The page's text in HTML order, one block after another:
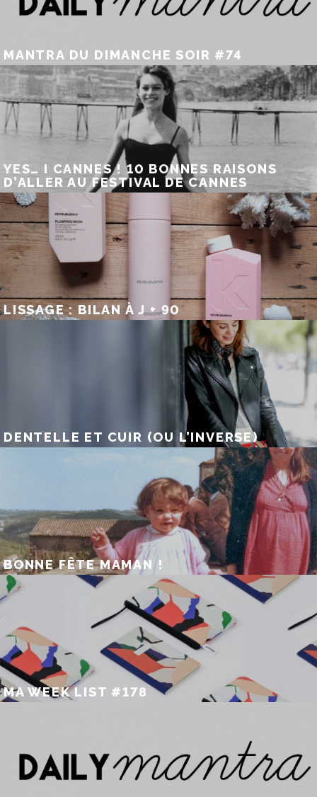
MANTRA DU DIMANCHE SOIR #74
YES… I CANNES ! 10 BONNES RAISONS
D’ALLER AU FESTIVAL DE CANNES
LISSAGE : BILAN À J + 90
DENTELLE ET CUIR (OU L’INVERSE)
BONNE FÊTE MAMAN !
MA WEEK LIST #178